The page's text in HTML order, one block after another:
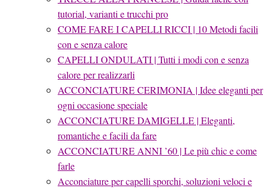
tutorial, varianti e trucchi pro
COME FARE I CAPELLI RICCI | 10 Metodi facili
con e senza calore
CAPELLI ONDULATI | Tutti i modi con e senza
calore per realizzarli
ACCONCIATURE CERIMONIA | Idee eleganti per
ogni occasione speciale
ACCONCIATURE DAMIGELLE | Eleganti,
romantiche e facili da fare
ACCONCIATURE ANNI ’60 | Le più chic e come
farle
Acconciature per capelli sporchi, soluzioni veloci e